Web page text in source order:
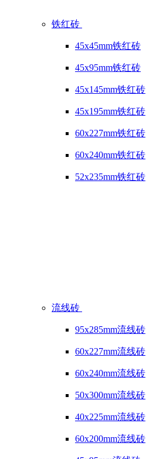
铁红砖
45x45mm铁红砖
45x95mm铁红砖
45x145mm铁红砖
45x195mm铁红砖
60x227mm铁红砖
60x240mm铁红砖
52x235mm铁红砖
流线砖
95x285mm流线砖
60x227mm流线砖
60x240mm流线砖
50x300mm流线砖
40x225mm流线砖
60x200mm流线砖